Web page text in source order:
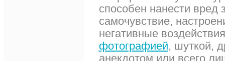
способен нанести вред
самочувствие,
негативные
фотографией, шуткой,
анекдотом или всего